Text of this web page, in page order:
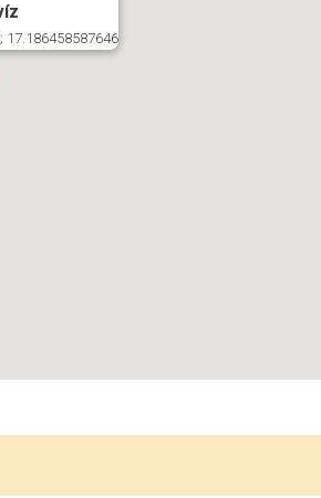
17.186458587646